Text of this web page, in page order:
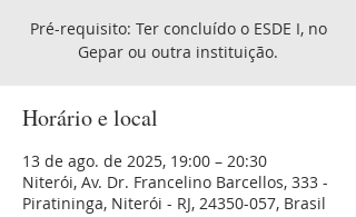
Pré-requisito: Ter concluído o ESDE I, no
Horário e local
13 de ago. de 2025, 19:00 – 20:30
Niterói, Av. Dr. Francelino Barcellos, 333 -
Piratininga, Niterói - RJ, 24350-057, Brasil